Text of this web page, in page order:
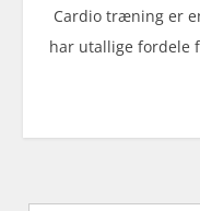
Cardio træning er
har utallige fordele